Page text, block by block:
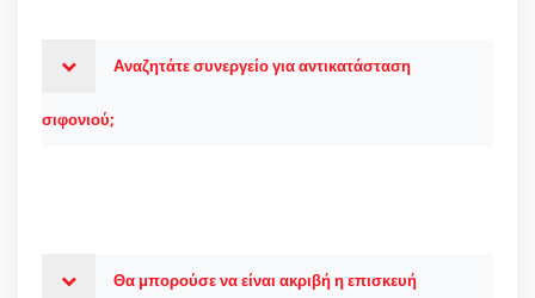
Αναζητάτε συνεργείο για αντικατάσταση
σιφονιού;
Θα μπορούσε να είναι ακριβή η επισκευή